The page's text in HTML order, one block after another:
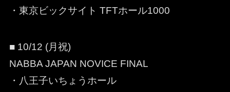
・東京ビックサイト TFTホール1000
■ 10/12 (月祝)
NABBA JAPAN NOVICE FINAL
・八王子いちょうホール